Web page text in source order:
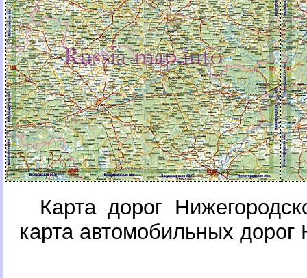
Карта дорог
карта автомобильных дорог